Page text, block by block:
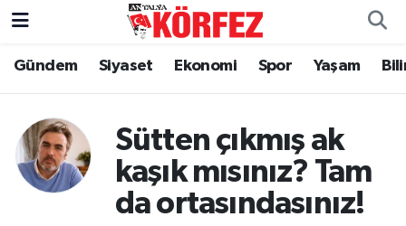
Gündem Siyaset Ekonomi Spor Yaşam
Sütten çıkmış ak
kaşık mısınız? Tam
da ortasındasınız!
Gündem
Siyaset
Yerel Yönetim
Nöbetçi Eczaneler
Hava Durumu
Trafik Durumu
Süper Lig Puan Durumu ve Fikstür